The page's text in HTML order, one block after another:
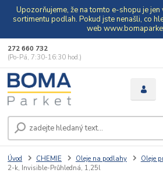
Upozorňujeme, že na tomto e-shopu je
sortimentu podlah. Pokud jste nenašli, co
web
272 660 732
(Po-Pá, 7:30-16:30 hod.)
Úvod CHEMIE Oleje na podlahy Oleje
2-k, Invisible-Průhledná, 1,25l